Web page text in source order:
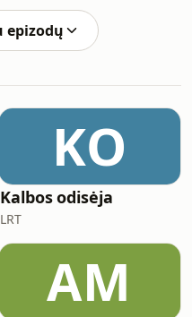
epizodų
KO
Kalbos odisėja
LRT
AM